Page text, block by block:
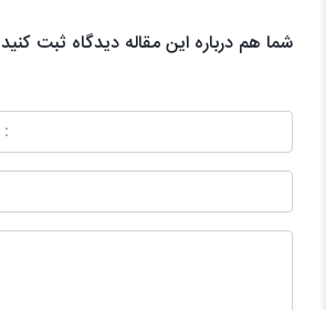
شما هم درباره این مقاله دیدگاه ثبت کنید